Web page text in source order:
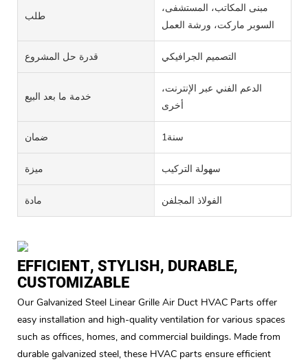
طلب
مبنى المكاتب، المستشفى،
السوبر ماركت، ورشة العمل
قدرة حل المشروع التصميم الجرافيكي
خدمة ما بعد البيع
الدعم الفني عبر الإنترنت،
أخرى
ضمان سنة1
ميزة سهولة التركيب
مادة الفولاذ المجلفن
EFFICIENT, STYLISH, DURABLE,
CUSTOMIZABLE
Our Galvanized Steel Linear Grille Air Duct HVAC Parts offer
easy installation and high-quality ventilation for various spaces
such as offices, homes, and commercial buildings. Made from
durable galvanized steel, these HVAC parts ensure efficient